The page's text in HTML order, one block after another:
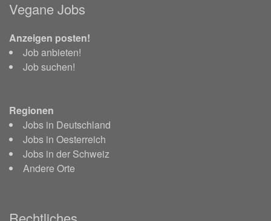
Vegane Jobs
Anzeigen posten!
Job anbieten!
Job suchen!
Regionen
Jobs in Deutschland
Jobs in Oesterreich
Jobs in der Schweiz
Andere Orte